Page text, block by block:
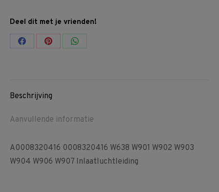
Deel dit met je vrienden!
Share Share Share
Beschrijving
Aanvullende informatie
A0008320416 0008320416 W638 W901 W902 W903
W904 W906 W907 Inlaatluchtleiding